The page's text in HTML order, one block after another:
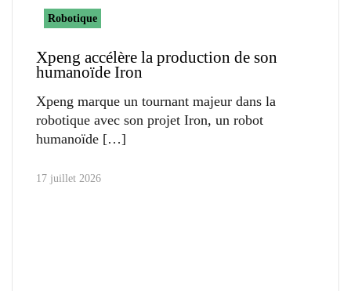
Robotique
Xpeng accélère la production de son
humanoïde Iron
Xpeng marque un tournant majeur dans la
robotique avec son projet Iron, un robot
humanoïde
17 juillet 2026